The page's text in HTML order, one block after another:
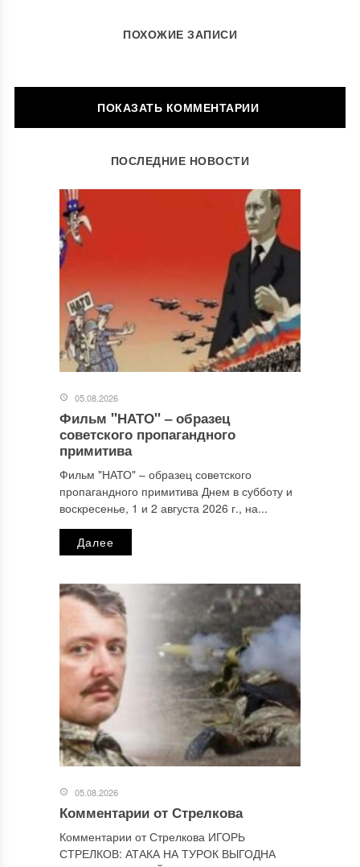
ПОХОЖИЕ ЗАПИСИ
ОСТАВИТЬ КОММЕНТАРИЙ
Комментарий*
Этот сайт использует Akismet для борьбы со спамом.
Узнайте, как обрабатываются ваши данные комментариев
персональных данных.
ПОСЛЕДНИЕ НОВОСТИ
05.08.2026
Фильм "НАТО" ‒ образец
советского пропагандного
примитива
Фильм "НАТО" ‒ образец советского
пропагандного примитива Днем в субботу и
воскресенье, 1 и 2 августа 2026 г., на...
Далее
05.08.2026
Комментарии от Стрелкова
Комментарии от Стрелкова ИГОРЬ
СТРЕЛКОВ: АТАКА НА ТУРОК ВЫГОДНА